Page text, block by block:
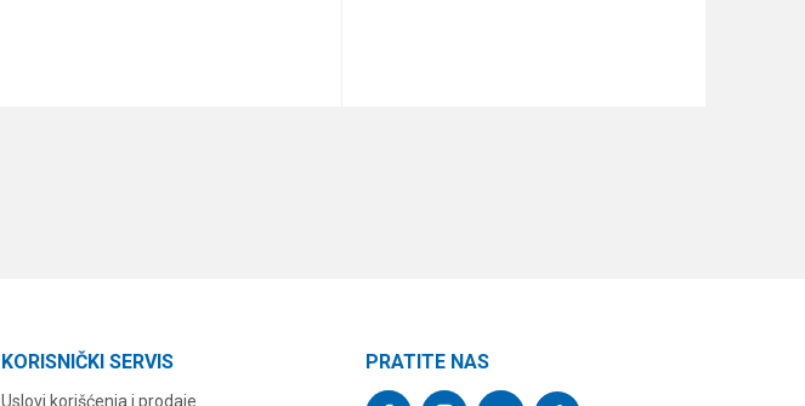
KORISNIČKI SERVIS
Uslovi korišćenja i prodaje
PRATITE NAS